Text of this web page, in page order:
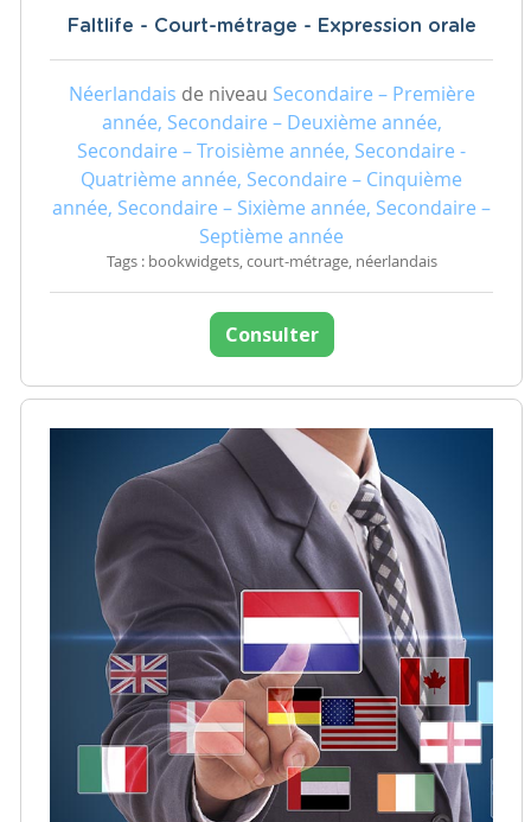
Faltlife - Court-métrage - Expression orale
Néerlandais de niveau Secondaire – Première
année, Secondaire – Deuxième année,
Secondaire – Troisième année, Secondaire -
Quatrième année, Secondaire – Cinquième
année, Secondaire – Sixième année, Secondaire –
Septième année
Tags : bookwidgets, court-métrage, néerlandais
Consulter